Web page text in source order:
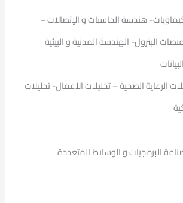
هندسة الحاسبات و الإتصالات –
البترول- الهندسة المدنية و البيئية
الرعاية الصحية – تحليلات الأعمال- تحليلات
البرمجيات و الوسائط المتعددة